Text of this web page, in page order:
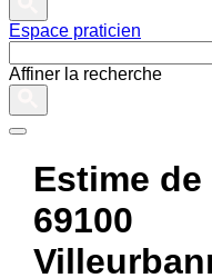
Espace praticien
Affiner la recherche
Estime
69100